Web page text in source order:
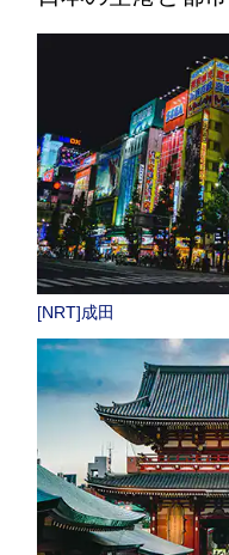
[NRT]成田